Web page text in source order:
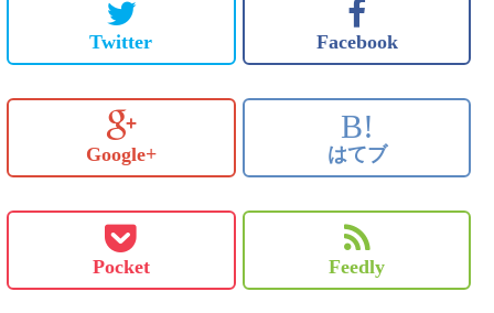
Twitter Facebook
Google+
B!
はてブ
Pocket Feedly